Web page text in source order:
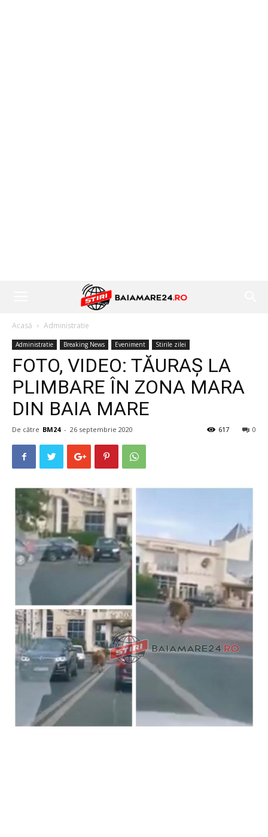
Acasă Administratie
Administratie Breaking News Eveniment Stirile zilei
FOTO, VIDEO: TĂURAŞ LA
PLIMBARE ÎN ZONA MARA
DIN BAIA MARE
De către BM24 - 26 septembrie 2020 0
617